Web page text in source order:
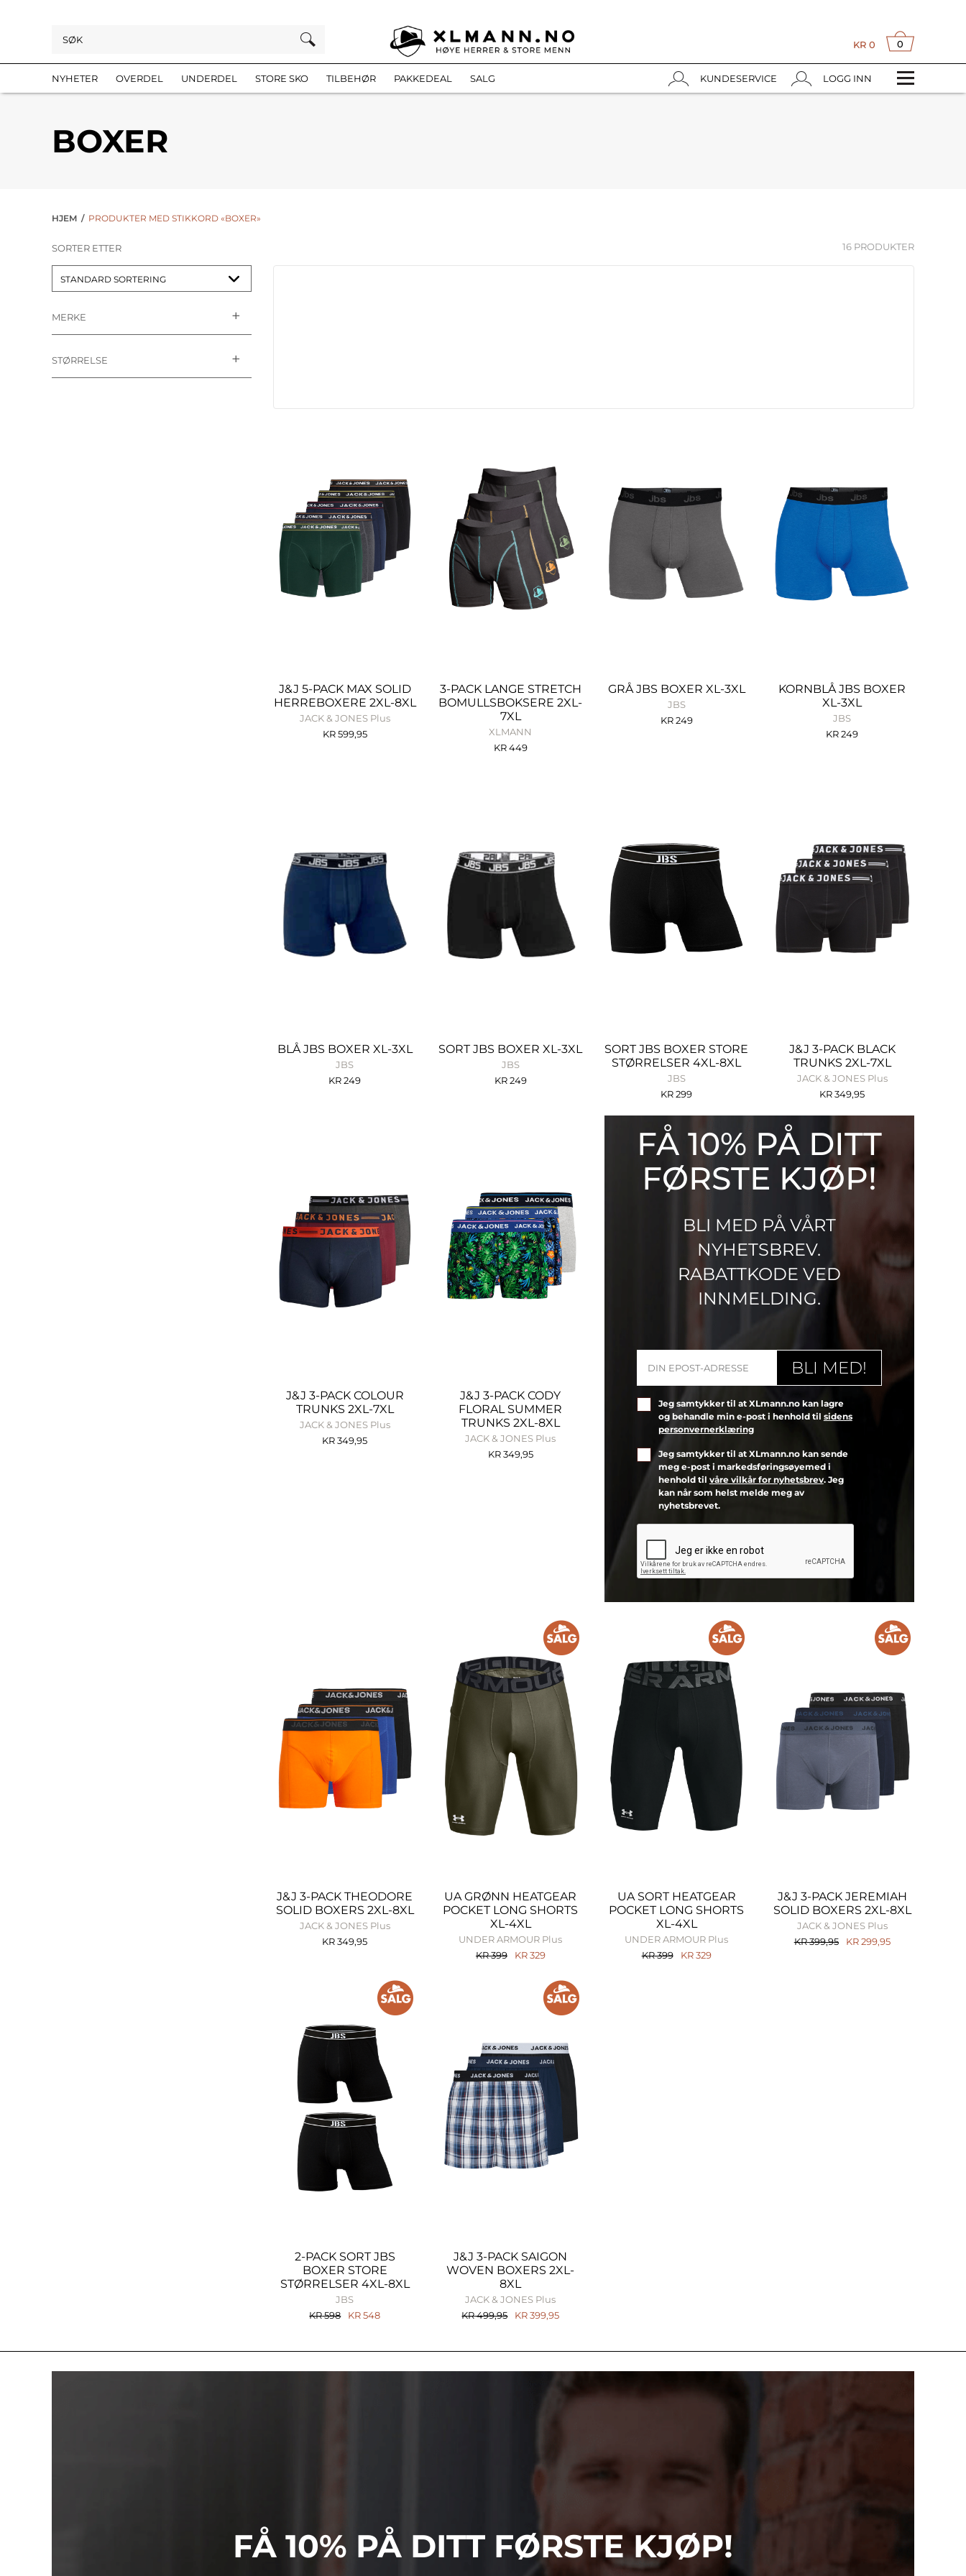
0
KR 0
NYHETER OVERDEL UNDERDEL STORE SKO TILBEHØR PAKKEDEAL SALG LOGG INN
KUNDESERVICE
BOXER
HJEM / PRODUKTER MED STIKKORD «BOXER»
SORTER ETTER
MERKE
STØRRELSE
16 PRODUKTER
J&J 5-PACK MAX SOLID
HERREBOXERE 2XL-8XL
JACK & JONES Plus
KR599,95
3-PACK LANGE STRETCH
BOMULLSBOKSERE 2XL-
7XL
XLMANN
KR449
GRÅ JBS BOXER XL-3XL
JBS
KR249
KORNBLÅ JBS BOXER
XL-3XL
JBS
KR249
BLÅ JBS BOXER XL-3XL
JBS
KR249
SORT JBS BOXER XL-3XL
JBS
KR249
SORT JBS BOXER STORE
STØRRELSER 4XL-8XL
JBS
KR299
J&J 3-PACK BLACK
TRUNKS 2XL-7XL
JACK & JONES Plus
KR349,95
J&J 3-PACK COLOUR
TRUNKS 2XL-7XL
JACK & JONES Plus
KR349,95
J&J 3-PACK CODY
FLORAL SUMMER
TRUNKS 2XL-8XL
JACK & JONES Plus
KR349,95
FÅ 10% PÅ DITT
FØRSTE KJØP!
BLI MED PÅ VÅRT
NYHETSBREV.
RABATTKODE VED
INNMELDING.
Jeg samtykker til at XLmann.no kan lagre
og behandle min e-post i henhold til sidens
personvernerklæring
Jeg samtykker til at XLmann.no kan sende
meg e-post i markedsføringsøyemed i
henhold til våre vilkår for nyhetsbrev. Jeg
kan når som helst melde meg av
nyhetsbrevet.
J&J 3-PACK THEODORE
SOLID BOXERS 2XL-8XL
JACK & JONES Plus
KR349,95
UA GRØNN HEATGEAR
POCKET LONG SHORTS
XL-4XL
UNDER ARMOUR Plus
KR399 KR329
UA SORT HEATGEAR
POCKET LONG SHORTS
XL-4XL
UNDER ARMOUR Plus
KR399 KR329
J&J 3-PACK JEREMIAH
SOLID BOXERS 2XL-8XL
JACK & JONES Plus
KR399,95 KR299,95
2-PACK SORT JBS
BOXER STORE
STØRRELSER 4XL-8XL
JBS
KR598 KR548
J&J 3-PACK SAIGON
WOVEN BOXERS 2XL-
8XL
JACK & JONES Plus
KR499,95 KR399,95
FÅ 10% PÅ DITT FØRSTE KJØP!